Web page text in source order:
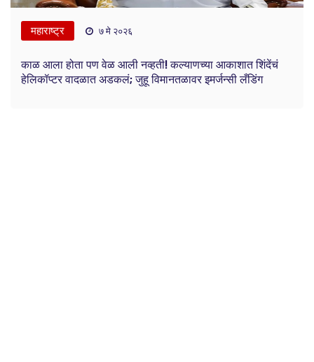
महाराष्ट्र ७ मे २०२६
काळ आला होता पण वेळ आली नव्हती! कल्याणच्या आकाशात शिंदेंचं
हेलिकॉप्टर वादळात अडकलं; जुहू विमानतळावर इमर्जन्सी लँडिंग